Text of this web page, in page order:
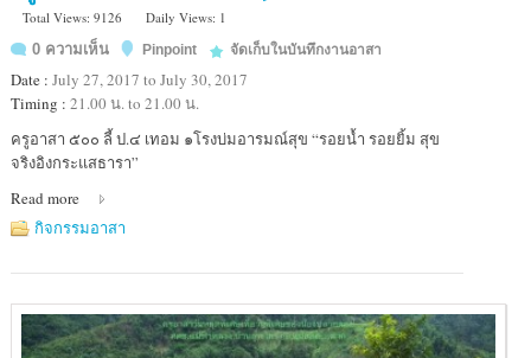
Total Views: 9126
Daily Views: 1
0 ความเห็น
Pinpoint จัดเก็บในบันทึกงานอาสา
Date : July 27, 2017 to July 30, 2017
Timing : 21.00 น. to 21.00 น.
Location
:
บ้าน
ก้อ
เรือน
แพ)
อำเภอ
ครูอาสา ๕๐๐ ลี้ ป.๔ เทอม ๑โรงบ่มอารมณ์สุข “รอยน้ำ รอยยิ้ม สุข
จริงอิงกระแสธารา”
Read more
กิจกรรมอาสา